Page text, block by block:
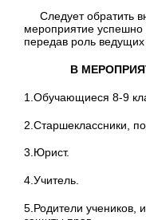
Следует обратить
мероприятие
передав роль
В
1.Обучающиеся 8-9
2.Старшеклассники,
3.Юрист.
4.Учитель.
5.Родители учеников,